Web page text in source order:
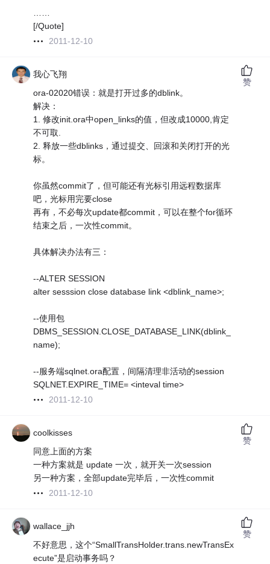
……
[/Quote]
2011-12-10
我心飞翔
ora-02020错误：就是打开过多的dblink。
解决：
1. 修改init.ora中open_links的值，但改成10000,肯定
不可取.
2. 释放一些dblinks，通过提交、回滚和关闭打开的光
标。
你虽然commit了，但可能还有光标引用远程数据库
吧，光标用完要close
再有，不必每次update都commit，可以在整个for循环
结束之后，一次性commit。
具体解决办法有三：
--ALTER SESSION
alter sesssion close database link <dblink_name>;
--使用包
DBMS_SESSION.CLOSE_DATABASE_LINK(dblink_
name);
--服务端sqlnet.ora配置，间隔清理非活动的session
SQLNET.EXPIRE_TIME= <inteval time>
2011-12-10
赞
coolkisses
同意上面的方案
一种方案就是 update 一次，就开关一次session
另一种方案，全部update完毕后，一次性commit
2011-12-10
赞
wallace_jjh
不好意思，这个“SmallTransHolder.trans.newTransEx
ecute”是启动事务吗？
赞